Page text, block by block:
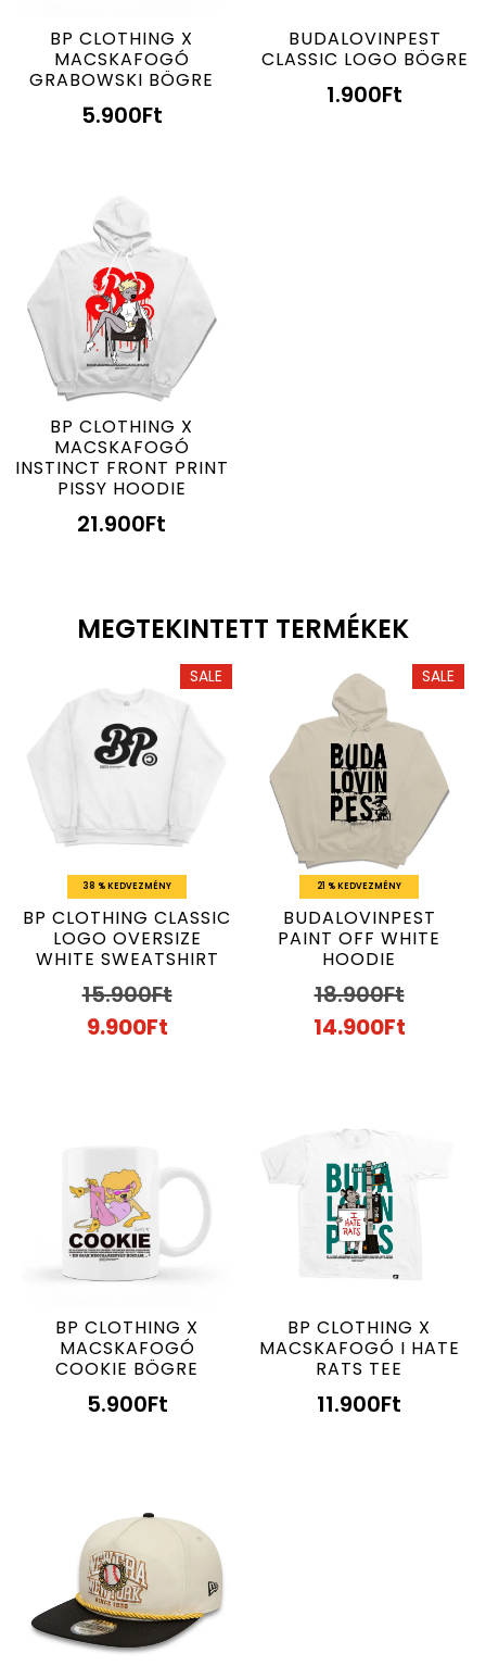
BP CLOTHING X
MACSKAFOGÓ
GRABOWSKI BÖGRE
5.900Ft
BUDALOVINPEST
CLASSIC LOGO BÖGRE
1.900Ft
BP CLOTHING X
MACSKAFOGÓ
INSTINCT FRONT PRINT
PISSY HOODIE
21.900Ft
MEGTEKINTETT TERMÉKEK
SALE
38 % KEDVEZMÉNY
BP CLOTHING CLASSIC
LOGO OVERSIZE
WHITE SWEATSHIRT
15.900Ft
9.900Ft
SALE
21 % KEDVEZMÉNY
BUDALOVINPEST
PAINT OFF WHITE
HOODIE
18.900Ft
14.900Ft
BP CLOTHING X
MACSKAFOGÓ
COOKIE BÖGRE
5.900Ft
BP CLOTHING X
MACSKAFOGÓ I HATE
RATS TEE
11.900Ft